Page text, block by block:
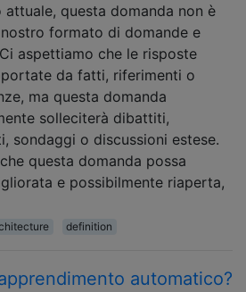
attuale, questa domanda non è
formato di domande e
aspettiamo che le risposte
da fatti, riferimenti o
ma questa domanda
solleciterà dibattiti,
sondaggi o discussioni estese.
questa domanda possa
e possibilmente riaperta,
definition
automatico?